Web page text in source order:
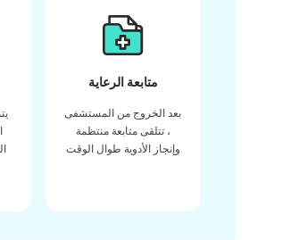
متابعة الرعاية
بعد الخروج من المستشفى
، تتلقى متابعة منتظمة
وإنجاز الأدوية طوال الوقت